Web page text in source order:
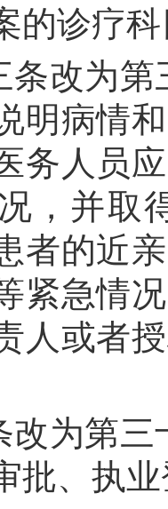
的诊疗
条改为
明病情
务人员
，并取
者的近
紧急情
人或者
改为第
批、执